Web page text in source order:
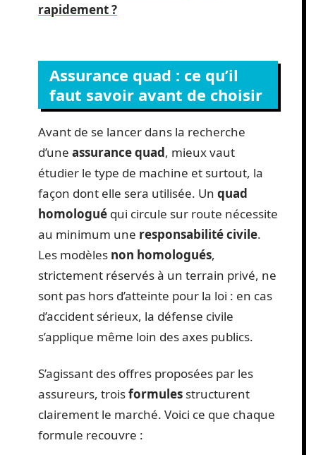
rapidement ?
Assurance quad : ce qu’il
faut savoir avant de choisir
Avant de se lancer dans la recherche
d’une assurance quad, mieux vaut
étudier le type de machine et surtout, la
façon dont elle sera utilisée. Un quad
homologué qui circule sur route nécessite
au minimum une responsabilité civile.
Les modèles non homologués,
strictement réservés à un terrain privé, ne
sont pas hors d’atteinte pour la loi : en cas
d’accident sérieux, la défense civile
s’applique même loin des axes publics.
S’agissant des offres proposées par les
assureurs, troisformules structurent
clairement le marché. Voici ce que chaque
formule recouvre :